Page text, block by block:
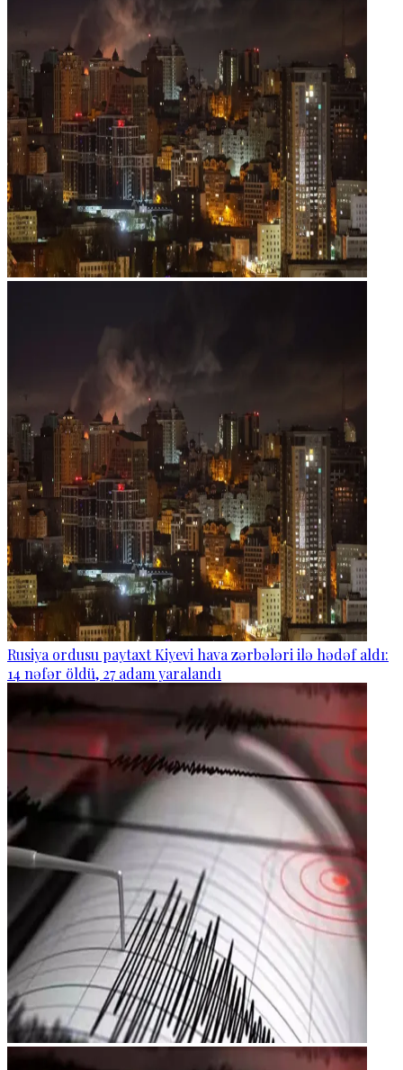
Rusiya ordusu paytaxt Kiyevi hava zərbələri ilə hədəf aldı:
14 nəfər öldü, 27 adam yaralandı